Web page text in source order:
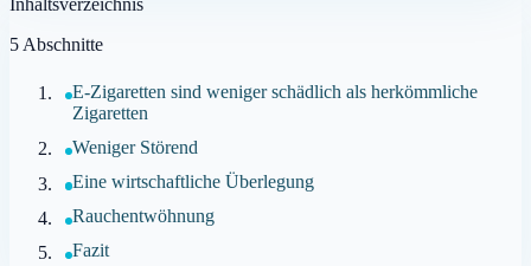
Inhaltsverzeichnis
5 Abschnitte
E-Zigaretten sind weniger schädlich als herkömmliche
Zigaretten
Weniger Störend
Eine wirtschaftliche Überlegung
Rauchentwöhnung
Fazit